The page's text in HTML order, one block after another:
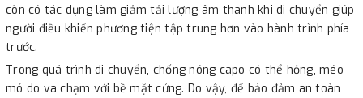
còn có tác dụng làm giảm tải lượng âm thanh khi di chuyển giúp
người điều khiển phương tiện tập trung hơn vào hành trình phía
trước.
Trong quá trình di chuyển, chống nóng capo có thể hỏng, méo
mó do va chạm với bề mặt cứng. Do vậy, để bảo đảm an toàn